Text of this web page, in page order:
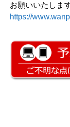
お願いいたします
https://